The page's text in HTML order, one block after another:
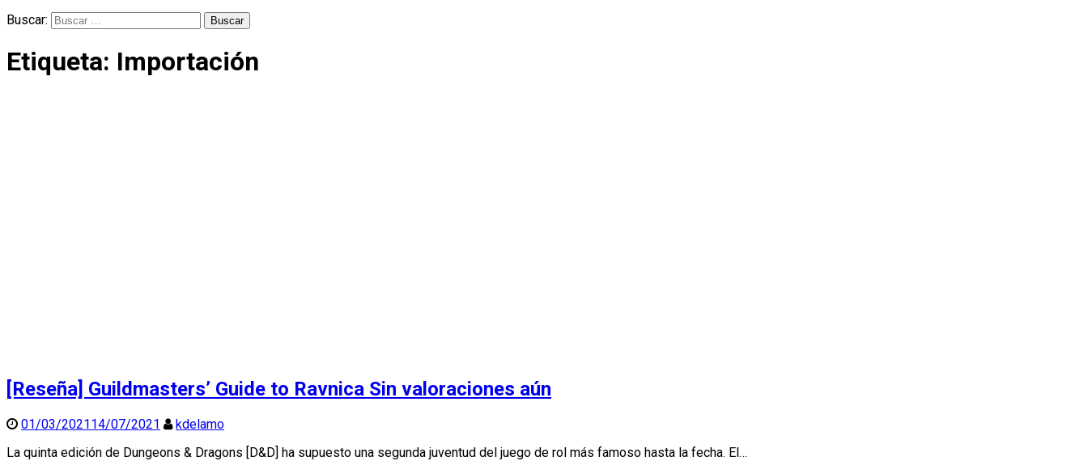
Buscar:
Etiqueta: Importación
[Reseña] Guildmasters’ Guide to Ravnica Sin valoraciones aún
01/03/202114/07/2021
kdelamo
La quinta edición de Dungeons & Dragons [D&D] ha supuesto una segunda juventud del juego de rol más famoso hasta la fecha. El…